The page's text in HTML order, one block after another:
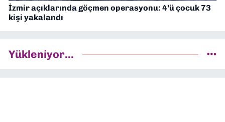
İzmir açıklarında göçmen operasyonu: 4’ü çocuk 73
kişi yakalandı
Yükleniyor...